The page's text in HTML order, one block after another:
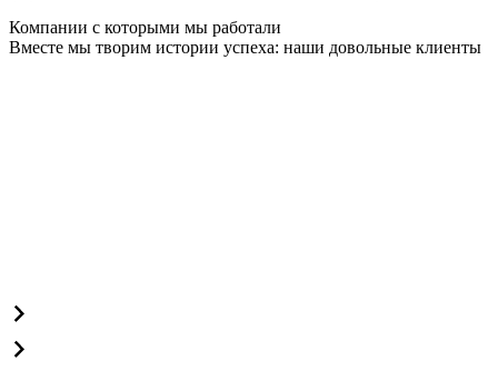
Компании с которыми мы работали
Вместе мы творим истории успеха: наши довольные клиенты